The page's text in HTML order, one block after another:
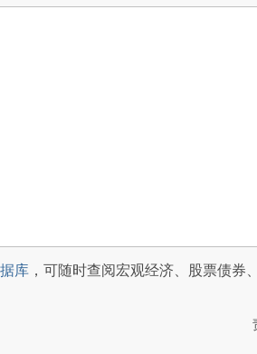
库 ，可随时查阅宏观经济、股票债券